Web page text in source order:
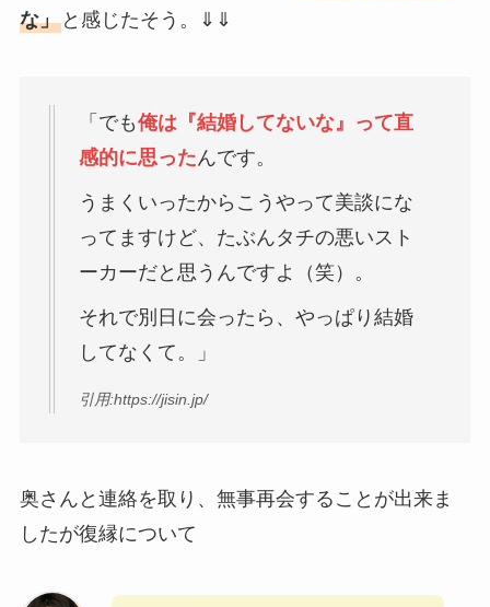
な」と感じたそう。⇓⇓
「でも俺は『結婚してないな』って直
感的に思ったんです。
うまくいったからこうやって美談にな
ってますけど、たぶんタチの悪いスト
ーカーだと思うんですよ（笑）。
それで別日に会ったら、やっぱり結婚
してなくて。」
引用:https://jisin.jp/
奥さんと連絡を取り、無事再会することが出来ま
したが復縁について